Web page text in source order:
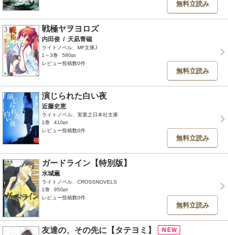
無料立読み
戦極ヤヲヨロズ
内田俊 / 天凪青磁
ライトノベル、MF文庫J
1～3巻
580pt
レビュー投稿数0件
無料立読み
演じられた白い夜
近藤史恵
ライトノベル、実業之日本社文庫
1巻
410pt
レビュー投稿数0件
無料立読み
ガードライン【特別版】
水城薫
ライトノベル、CROSSNOVELS
1巻
950pt
レビュー投稿数0件
無料立読み
友達の、その先に【タテヨミ】